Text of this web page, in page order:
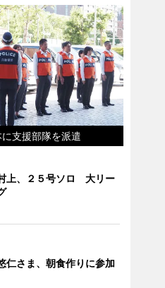
支援部隊を派遣
上、２５号ソロ 大リー
仁さま、朝食作りに参加